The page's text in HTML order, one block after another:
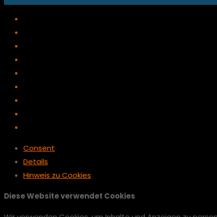
Consent
Details
Hinweis zu Cookies
Diese Website verwendet Cookies